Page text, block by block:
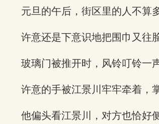
元旦的午后，街区里的人不算
许意还是下意识地把围巾又往
玻璃门被推开时，风铃叮铃一
许意的手被江景川牢牢牵着，
他偏头看江景川，对方也恰好